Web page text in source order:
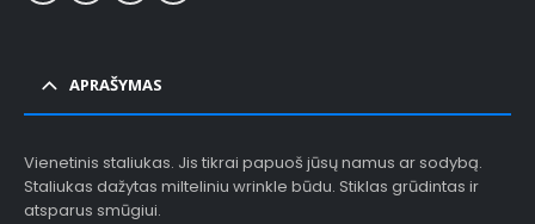
APRAŠYMAS
Vienetinis staliukas. Jis tikrai papuoš jūsų namus ar sodybą.
Staliukas dažytas milteliniu wrinkle būdu. Stiklas grūdintas ir
atsparus smūgiui.